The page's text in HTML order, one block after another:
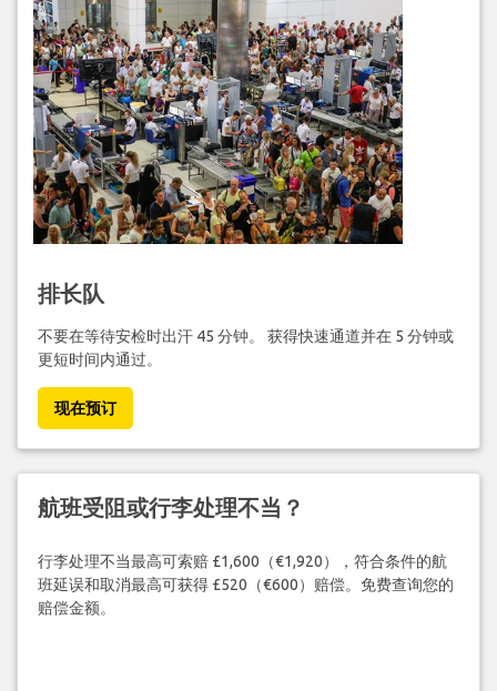
排长队
不要在等待安检时出汗 45 分钟。 获得快速通道并在 5 分钟或
更短时间内通过。
现在预订
航班受阻或行李处理不当？
行李处理不当最高可索赔 £1,600（€1,920），符合条件的航
班延误和取消最高可获得 £520（€600）赔偿。免费查询您的
赔偿金额。